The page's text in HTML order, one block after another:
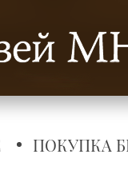
ПОКУПКА